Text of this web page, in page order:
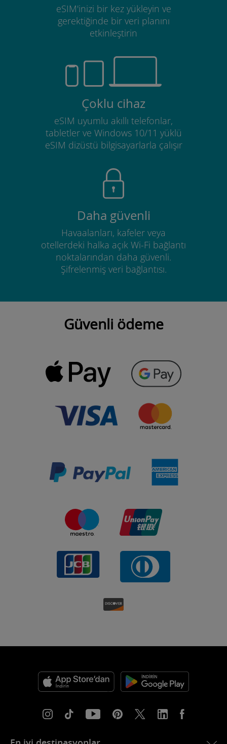
eSIM'inizi bir kez yükleyin ve
gerektiğinde bir veri planını
etkinleştirin
Çoklu cihaz
eSIM uyumlu akıllı telefonlar,
tabletler ve Windows 10/11 yüklü
eSIM dizüstü bilgisayarlarla çalışır
Daha güvenli
Havaalanları, kafeler veya
otellerdeki halka açık Wi-Fi bağlantı
noktalarından daha güvenli.
Şifrelenmiş veri bağlantısı.
Güvenli ödeme